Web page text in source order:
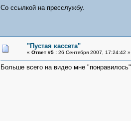
Со ссылкой на пресслужбу.
"Пустая кассета"
« Ответ #5 :26 Сентября 2007, 17:24:42 »
Больше всего на видео мне